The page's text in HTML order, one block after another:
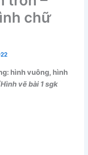
chữ
hình vuông, hình
vẽ bài 1 sgk